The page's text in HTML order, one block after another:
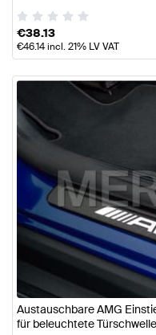
€38.13
€46.14incl. 21% LV VAT
Austauschbare AMG
für beleuchtete